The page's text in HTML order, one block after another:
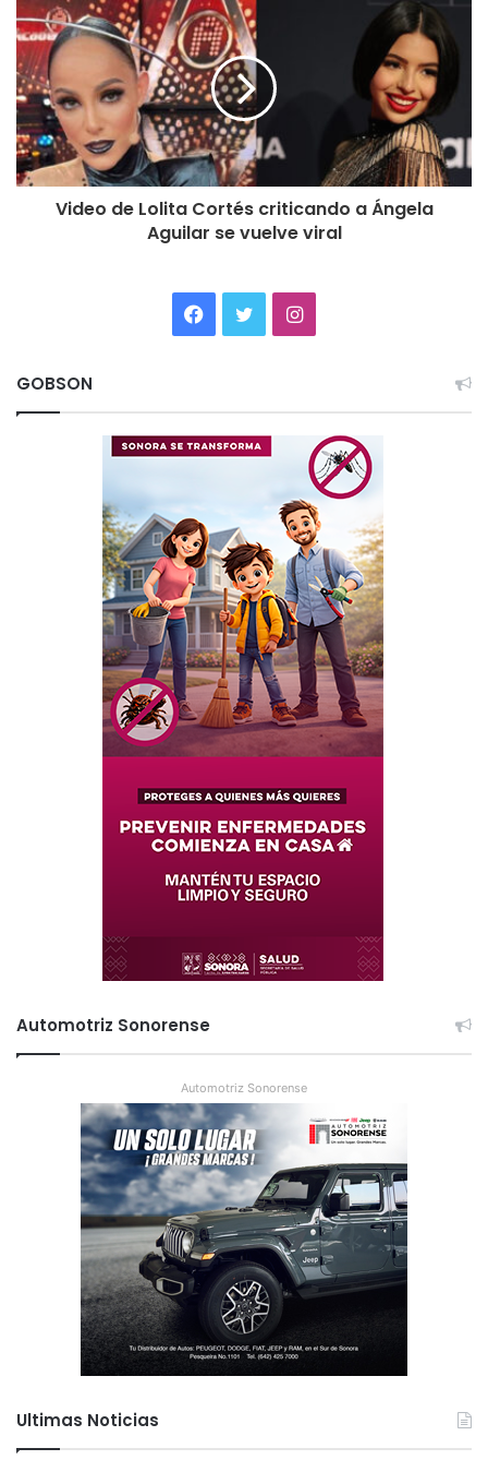
Video de Lolita Cortés criticando a Ángela
Aguilar se vuelve viral
Facebook
TwitterInstagram
GOBSON
Automotriz Sonorense
Automotriz Sonorense
Ultimas Noticias